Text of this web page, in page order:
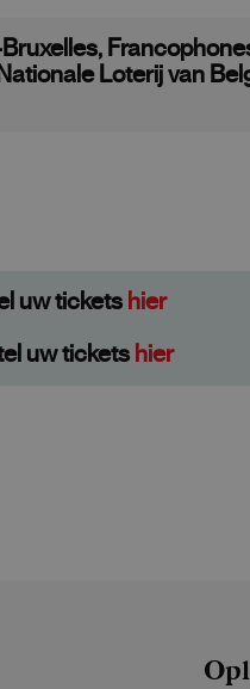
Loterij van
uw tickets hier
uw tickets hier